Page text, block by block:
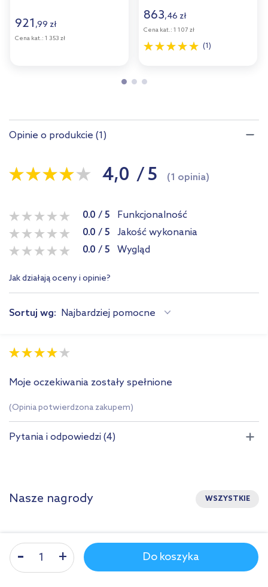
Do koszyka
921 ,99 zł
Cena kat.: 1 353 zł
863,46 zł
Cena kat.: 1 107 zł
(1)
Opinie o produkcie (1)
4,0 /5 (1 opinia)
0.0 / 5
Funkcjonalność
0.0 / 5
Jakość wykonania
0.0 / 5 Wygląd
Jak działają oceny i opinie?
Sortuj wg: Najbardziej pomocne
Moje oczekiwania zostały spełnione
(Opinia potwierdzona zakupem)
Pytania i odpowiedzi (4)
Nasze nagrody WSZYSTKIE
Sklep z wyposażeniem łazieneknr 1 w Polsce!